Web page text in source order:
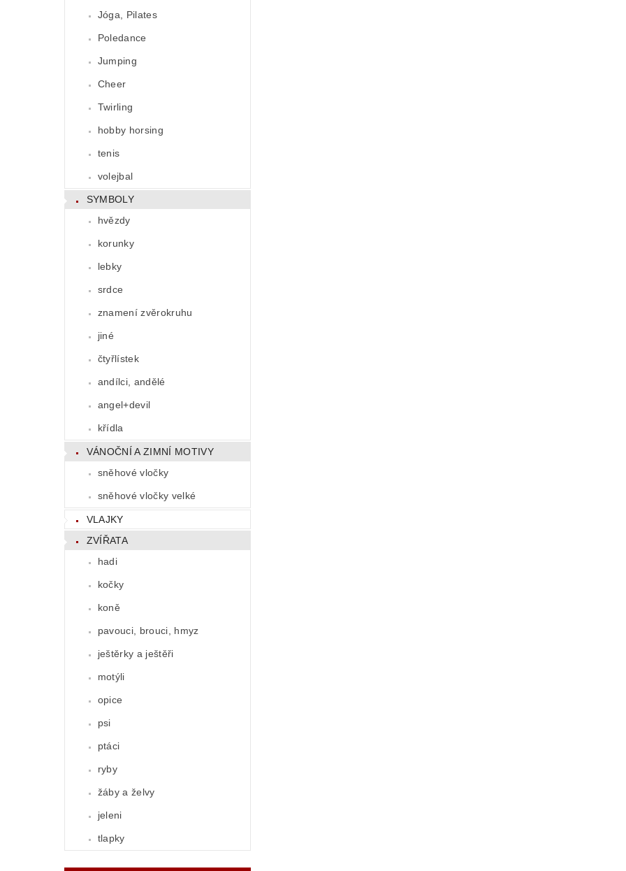
Jóga, Pilates
Poledance
Jumping
Cheer
Twirling
hobby horsing
tenis
volejbal
SYMBOLY
hvězdy
korunky
lebky
srdce
znamení zvěrokruhu
jiné
čtyřlístek
andílci, andělé
angel+devil
křídla
VÁNOČNÍ A ZIMNÍ MOTIVY
sněhové vločky
sněhové vločky velké
VLAJKY
ZVÍŘATA
hadi
kočky
koně
pavouci, brouci, hmyz
ještěrky a ještěři
motýli
opice
psi
ptáci
ryby
žáby a želvy
jeleni
tlapky